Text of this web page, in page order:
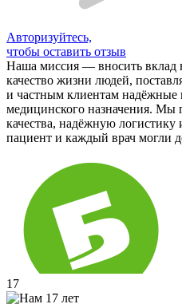
Авторизуйтесь,
чтобы оставить отзыв
Наша миссия — вносить вклад
качество жизни людей,
и частным клиентам надёжные
медицинского назначения. Мы
качества, надёжную
пациент и каждый врач могли
17